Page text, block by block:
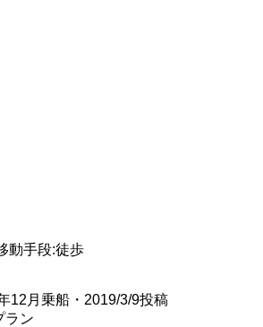
動手段:徒歩
12月乗船・2019/3/9投稿
ラン